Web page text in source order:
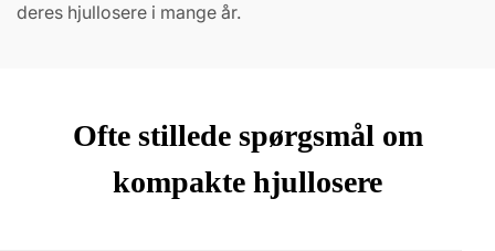
deres hjullosere i mange år.
Ofte stillede spørgsmål om
kompakte hjullosere